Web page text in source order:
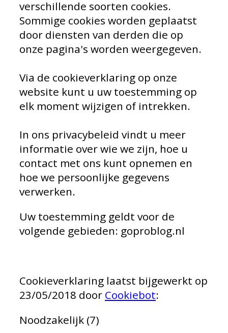
verschillende soorten cookies.
Sommige cookies worden geplaatst
door diensten van derden die op
onze pagina's worden weergegeven.
Via de cookieverklaring op onze
website kunt u uw toestemming op
elk moment wijzigen of intrekken.
In ons privacybeleid vindt u meer
informatie over wie we zijn, hoe u
contact met ons kunt opnemen en
hoe we persoonlijke gegevens
verwerken.
Uw toestemming geldt voor de
volgende gebieden: goproblog.nl
Cookieverklaring laatst bijgewerkt op
23/05/2018 door Cookiebot:
Noodzakelijk (7)